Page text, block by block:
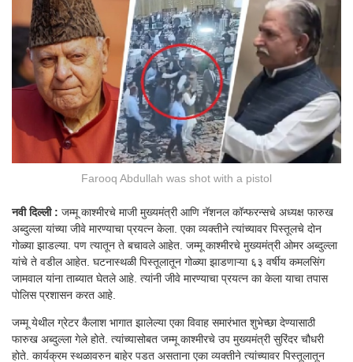
Farooq Abdullah was shot with a pistol
नवी दिल्ली : जम्मू काश्मीरचे माजी मुख्यमंत्री आणि नॅशनल कॉन्फरन्सचे अध्यक्ष फारुख
अब्दुल्ला यांच्या जीवे मारण्याचा प्रयत्न केला. एका व्यक्तीने त्यांच्यावर पिस्तूलचे दोन
गोळ्या झाडल्या. पण त्यातून ते बचावले आहेत. जम्मू काश्मीरचे मुख्यमंत्री ओमर अब्दुल्ला
यांचे ते वडील आहेत. घटनास्थळी पिस्तूलातून गोळ्या झाडणाऱ्या ६३ वर्षीय कमलसिंग
जामवाल यांना ताब्यात घेतले आहे. त्यांनी जीवे मारण्याचा प्रयत्न का केला याचा तपास
पोलिस प्रशासन करत आहे.
जम्मू येथील ग्रेटर कैलाश भागात झालेल्या एका विवाह समारंभात शुभेच्छा देण्यासाठी
फारुख अब्दुल्ला गेले होते. त्यांच्यासोबत जम्मू काश्मीरचे उप मुख्यमंत्री सुरिंदर चौधरी
होते. कार्यक्रम स्थळावरुन बाहेर पडत असताना एका व्यक्तीने त्यांच्यावर पिस्तूलातून